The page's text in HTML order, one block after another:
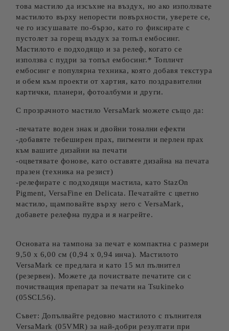
това мастило да изсъхне на въздух, но ако използвате
мастилото върху непорести повърхности, уверете се,
че го изсушавате по-бързо, като го фиксирате с
пустолет за горещ въздух за топъл ембосинг.
Мастилото е подходящо и за релеф, когато се
използва с пудри за топъл ембосинг.* Топличт
ембосинг е популярна техника, която добавя текстура
и обем към проекти от хартия, като поздравителни
картички, планери, фотоалбуми и други.
С прозрачното мастило VersaMark можете също да:
-печатате воден знак и двойни тонални ефекти
-добавяте тебеширен прах, пигменти и перлен прах
към вашите дизайни на печати
-оцветявате фонове, като оставяте дизайна на печата
празен (техника на резист)
-релефирате с подходящи мастила, като StazOn
Pigment, VersaFine en Delicata. Печатайте с цветно
мастило, щамповайте върху него с VersaMark,
добавете релефна пудра и я нагрейте.
Основата на тампона за печат е компактна с размери
9,50 х 6,00 см (0,94 x 0,94 инча). Мастилото
VersaMark се предлага и като 15 мл пълнител
(резервен). Можете да почиствате печатите си с
почистващия препарат за печати на Tsukineko
(05SCL56).
Съвет: Допълвайте редовно мастилото с пълнителя
VersaMark (05VMR) за най-добри резултати при